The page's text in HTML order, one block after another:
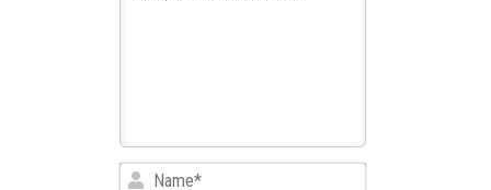
Name*